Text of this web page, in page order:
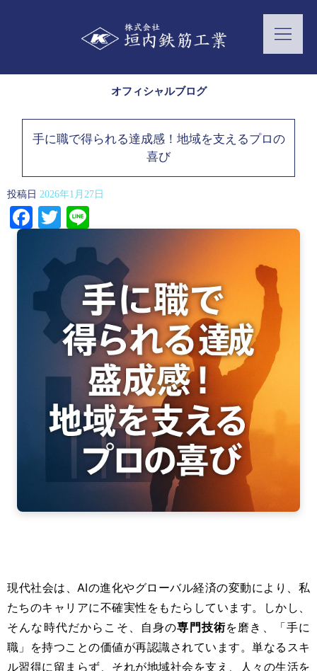
オフィシャルブログ
手に職で得られる達成感！地域を支えるプロの
喜び
投稿日 2026年1月27日
Facebook
Twitter
現代社会は、AIの進化やグローバル経済の変動により、私
たちのキャリアに不確実性をもたらしています。しかし、
そんな時代だからこそ、自身の専門技術を磨き、「手に
職」を持つことの価値が再認識されています。単なるスキ
ル習得に留まらず、それが地域社会を支え、人々の生活を